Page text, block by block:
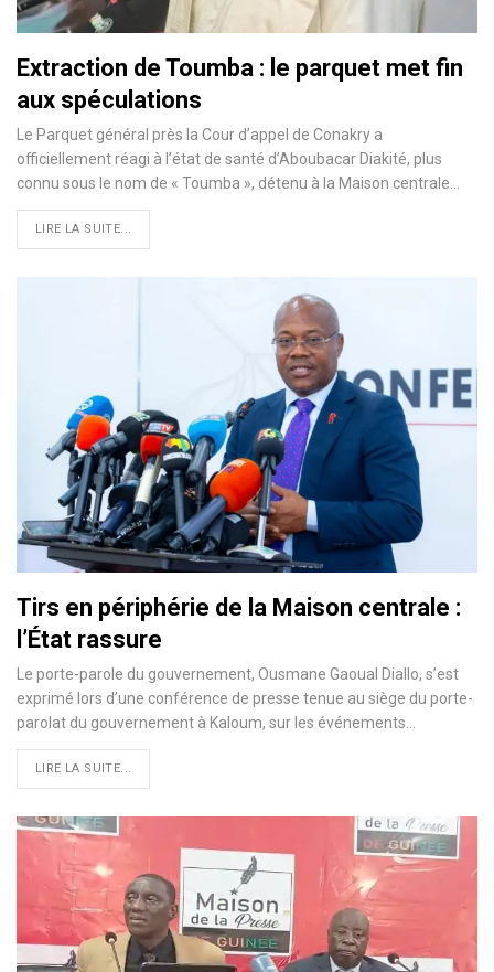
Extraction de Toumba : le parquet met fin
aux spéculations
Le Parquet général près la Cour d’appel de Conakry a
officiellement réagi à l’état de santé d’Aboubacar Diakité, plus
connu sous le nom de « Toumba », détenu à la Maison centrale…
LIRE LA SUITE...
Tirs en périphérie de la Maison centrale :
l’État rassure
Le porte-parole du gouvernement, Ousmane Gaoual Diallo, s’est
exprimé lors d’une conférence de presse tenue au siège du porte-
parolat du gouvernement à Kaloum, sur les événements…
LIRE LA SUITE...